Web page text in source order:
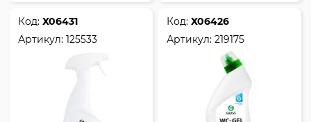
Код:Х06431
Артикул:125533
Код:Х06426
Артикул:219175